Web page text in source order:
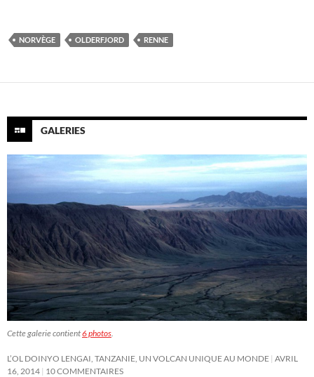
NORVÈGE OLDERFJORD RENNE
GALERIES
Cette galerie contient6 photos.
L’OL DOINYO LENGAI, TANZANIE, UN VOLCAN UNIQUE AU MONDE AVRIL
16, 2014 10 COMMENTAIRES